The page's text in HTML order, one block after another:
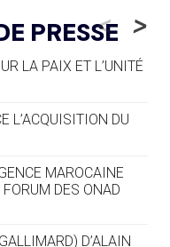
LUGE ALPINE
FINI »
SUR LA
DES ARAVIS
PRESSE
<
LA PAIX ET L’UNITÉ
L’ACQUISITION DU
MAROCAINE
DES ONAD
D’ALAIN
>